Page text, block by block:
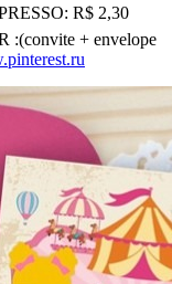
R$ 2,30
:(convite + envelope